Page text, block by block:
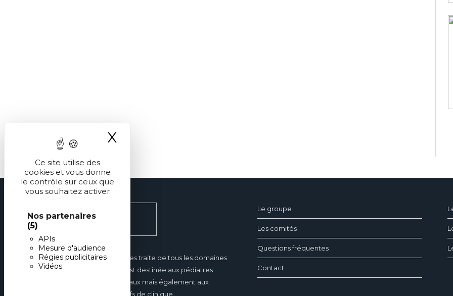
Ce site utilise des
cookies et vous donne
le contrôle sur ceux que
vous souhaitez activer
Nos partenaires
(5)
APIs
Mesure d'audience
Régies publicitaires
Vidéos
X
Réalités Pédiatriques traite de tous les domaines
de la pédiatrie et est destinée aux pédiatres
hospitaliers et libéraux mais également aux
internes et aux chefs de clinique.
Le groupe
Les comités
Questions fréquentes
Contact